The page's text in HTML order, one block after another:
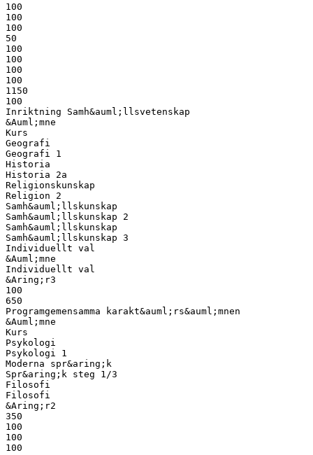
100
100
100
50
100
100
100
100
1150
100
Inriktning Samh&auml;llsvetenskap
&Auml;mne
Kurs
Geografi
Geografi 1
Historia
Historia 2a
Religionskunskap
Religion 2
Samh&auml;llskunskap
Samh&auml;llskunskap 2
Samh&auml;llskunskap
Samh&auml;llskunskap 3
Individuellt val
&Auml;mne
Individuellt val
&Aring;r3
100
650
Programgemensamma karakt&auml;rs&auml;mnen
&Auml;mne
Kurs
Psykologi
Psykologi 1
Moderna spr&aring;k
Spr&aring;k steg 1/3
Filosofi
Filosofi
&Aring;r2
350
100
100
100